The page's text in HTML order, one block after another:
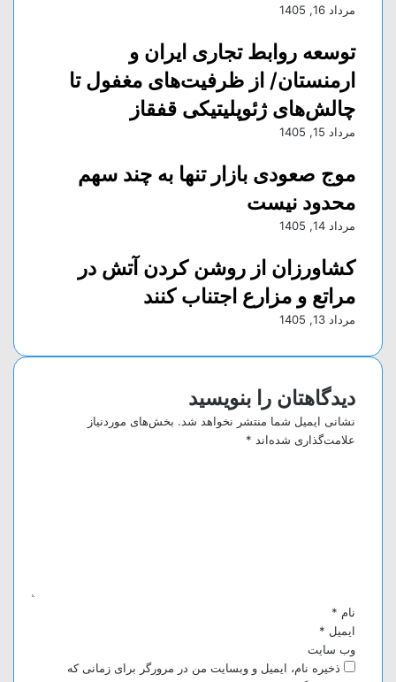
ر
ا
م
ی
ل
مرداد 16, 1405
توسعه روابط تجاری ایران و
ارمنستان/ از ظرفیت‌های مغفول تا
چالش‌های ژئوپلیتیکی قفقاز
مرداد 15, 1405
موج صعودی بازار تنها به چند سهم
محدود نیست
مرداد 14, 1405
کشاورزان از روشن کردن آتش در
مراتع و مزارع اجتناب کنند
مرداد 13, 1405
دیدگاهتان را بنویسید
نشانی ایمیل شما منتشر نخواهد شد. بخش‌های موردنیاز
علامت‌گذاری شده‌اند *
نام *
ایمیل *
وب‌ سایت
ذخیره نام، ایمیل و وبسایت من در مرورگر برای زمانی که